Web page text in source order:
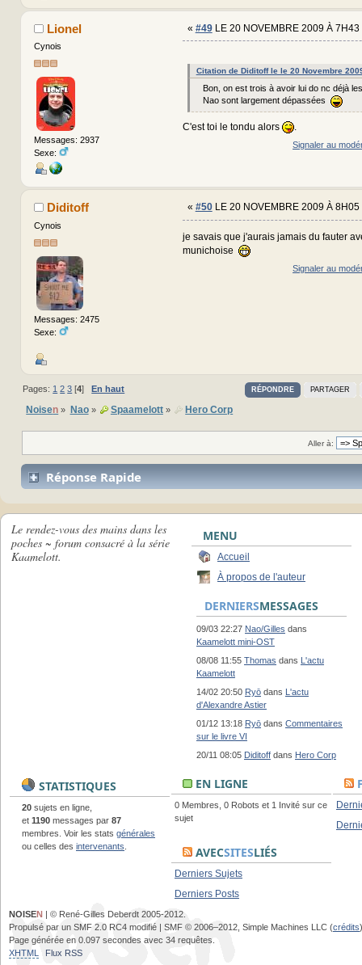
Lionel
Cynois
Messages: 2937
Sexe:
« #49LE 20 NOVEMBRE 2009 À 7H43
Citation de Diditoff le le 20 Novembre
Bon, on est trois à avoir lui do nc déjà
Nao sont largement dépassées
C'est toi le tondu alors .
Signaler au
Diditoff
Cynois
Messages: 2475
Sexe:
« #50LE 20 NOVEMBRE 2009 À 8H05
je savais que j'aurais jamais du fauter
munichoise
Signaler au
RÉPONDRE PARTAGER
Pages:1 2 3 [4] En haut
Noisen » Nao» Spaamelott» Hero Corp
Aller à:
Réponse Rapide
Le rendez-vous des mains dans les
poches ~ forum consacré à la série
Kaamelott.
MENU
Accueil
À propos de l'auteur
DERNIERSMESSAGES
09/03 22:27 Nao/Gilles dans
Kaamelott mini-OST
08/08 11:55 Thomas dans L'actu
Kaamelott
14/02 20:50 Ryō dans L'actu
d'Alexandre Astier
01/12 13:18 Ryō dans Commentaires
sur le livre VI
20/11 08:05 Diditoff dans Hero Corp
STATISTIQUES
20 sujets en ligne,
et 1190 messages par 87
membres. Voir les stats générales
ou celles des intervenants
EN LIGNE
0 Membres, 0 Robots et 1 Invité sur ce
sujet
AVECSITESLIÉS
Derniers Sujets
Derniers Posts
NOISEN | © René-Gilles Deberdt 2005-2012.
Propulsé par un SMF 2.0 RC4 modifié | SMF © 2006–2012, Simple Machines LLC (crédits)
Page générée en 0.097 secondes avec 34 requêtes.
XHTML
Flux RSS